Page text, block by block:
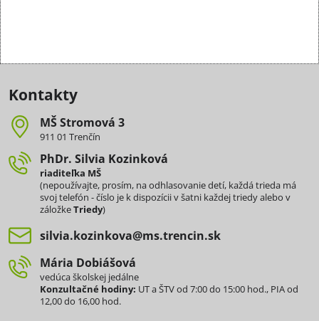
Kontakty
MŠ Stromová 3
911 01 Trenčín
PhDr​. Silvia Kozinková
riaditeľka MŠ
(nepoužívajte, prosím, na odhlasovanie detí, každá trieda má
svoj telefón - číslo je k dispozícii v šatni každej triedy alebo v
záložkeTriedy)
silvia​.kozinkova​@ms​.trencin​.sk
Mária Dobiášová
vedúca školskej jedálne
Konzultačné hodiny: UT a ŠTV od 7:00 do 15:00 hod., PIA od
12,00 do 16,00 hod.